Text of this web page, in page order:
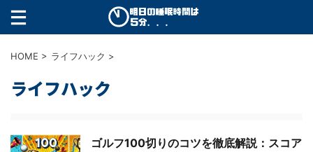
HOME > ライフハック >
ライフハック
ゴルフ100切りのコツを徹底解説：スコア